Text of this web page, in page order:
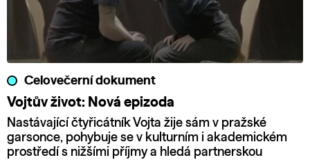
Celovečerní dokument
Vojtův život: Nová epizoda
Nastávající čtyřicátník Vojta žije sám v pražské
garsonce, pohybuje se v kulturním i akademickém
prostředí s nižšími příjmy a hledá partnerskou